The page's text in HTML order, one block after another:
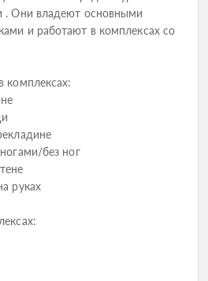
. Они владеют основными
и работают в комплексах со
комплексах:
без ног
руках